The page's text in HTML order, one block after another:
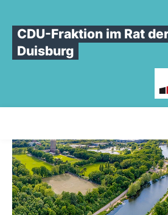
CDU-Fraktion im Rat
Duisburg
Sie sind hier
Wir sagen"JA"zur
Olympia